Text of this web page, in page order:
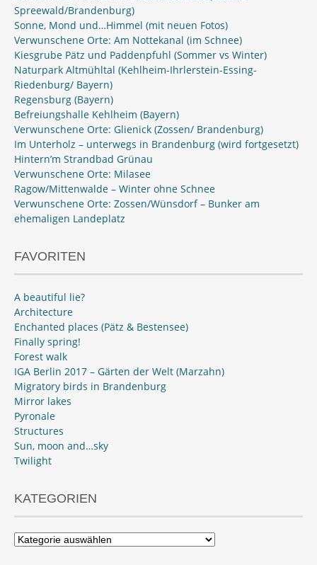
Spreewald/Brandenburg)
Sonne, Mond und…Himmel (mit neuen Fotos)
Verwunschene Orte: Am Nottekanal (im Schnee)
Kiesgrube Pätz und Paddenpfuhl (Sommer vs Winter)
Naturpark Altmühltal (Kehlheim-Ihrlerstein-Essing-
Riedenburg/ Bayern)
Regensburg (Bayern)
Befreiungshalle Kehlheim (Bayern)
Verwunschene Orte: Glienick (Zossen/ Brandenburg)
Im Unterholz – unterwegs in Brandenburg (wird fortgesetzt)
Hintern’m Strandbad Grünau
Verwunschene Orte: Milasee
Ragow/Mittenwalde – Winter ohne Schnee
Verwunschene Orte: Zossen/Wünsdorf – Bunker am
ehemaligen Landeplatz
FAVORITEN
A beautiful lie?
Architecture
Enchanted places (Pätz & Bestensee)
Finally spring!
Forest walk
IGA Berlin 2017 – Gärten der Welt (Marzahn)
Migratory birds in Brandenburg
Mirror lakes
Pyronale
Structures
Sun, moon and…sky
Twilight
KATEGORIEN
Kategorien